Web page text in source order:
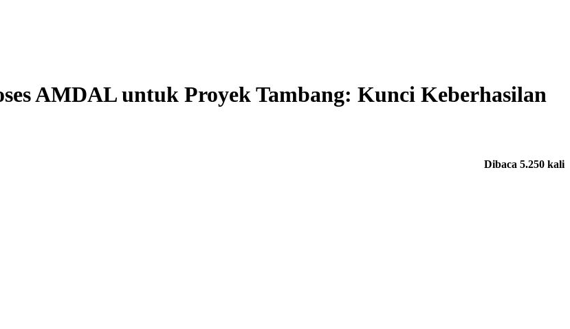
AMDAL untuk Proyek Tambang: Kunci Keberhasilan
Dibaca 5.250 kali